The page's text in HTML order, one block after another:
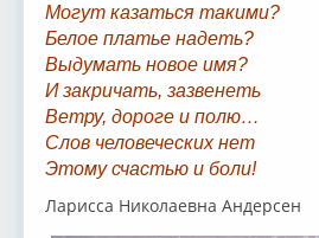
Могут казаться такими?
Белое платье надеть?
Выдумать новое имя?
И закричать, зазвенеть
Ветру, дороге и полю…
Слов человеческих нет
Этому счастью и боли!
Ларисса Николаевна Андерсен